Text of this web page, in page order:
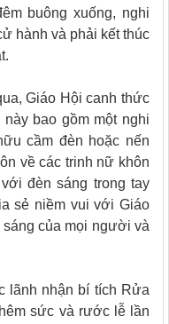
buông xuống, nghi
hành và phải kết thúc
.
Giáo Hội canh thức
này bao gồm một nghi
cầm đèn hoặc nến
về các trinh nữ khôn
đèn sáng trong tay
sẻ niềm vui với Giáo
của mọi người và
lãnh nhận bí tích Rửa
sức và rước lễ lần